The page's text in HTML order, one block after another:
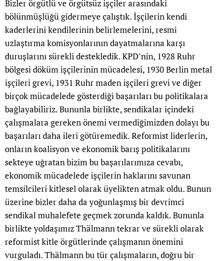
Bizler örgütlü ve örgütsüz işçiler arasındaki
bölünmüşlüğü gidermeye çalıştık. İşçilerin kendi
kaderlerini kendilerinin belirlemelerini, resmi
uzlaştırma komisyonlarının dayatmalarına karşı
duruşlarını sürekli destekledik. KPD’nin, 1928 Ruhr
bölgesi döküm işçilerinin mücadelesi, 1930 Berlin metal
işçileri grevi, 1931 Ruhr maden işçileri grevi ve diğer
birçok mücadelede gösterdiği başarıları bu politikalara
bağlayabiliriz. Bununla birlikte, sendikalar içindeki
çalışmalara gereken önemi vermediğimizden dolayı bu
başarıları daha ileri götüremedik. Reformist liderlerin,
onların koalisyon ve ekonomik barış politikalarını
sekteye uğratan bizim bu başarılarımıza cevabı,
ekonomik mücadelede işçilerin haklarını savunan
temsilcileri kitlesel olarak üyelikten atmak oldu. Bunun
üzerine bizler daha da yoğunlaşmış bir devrimci
sendikal muhalefete geçmek zorunda kaldık. Bununla
birlikte yoldaşımız Thälmann tekrar ve sürekli olarak
reformist kitle örgütlerinde çalışmanın önemini
vurguladı. Thälmann bu tür çalışmaların, doğru bir